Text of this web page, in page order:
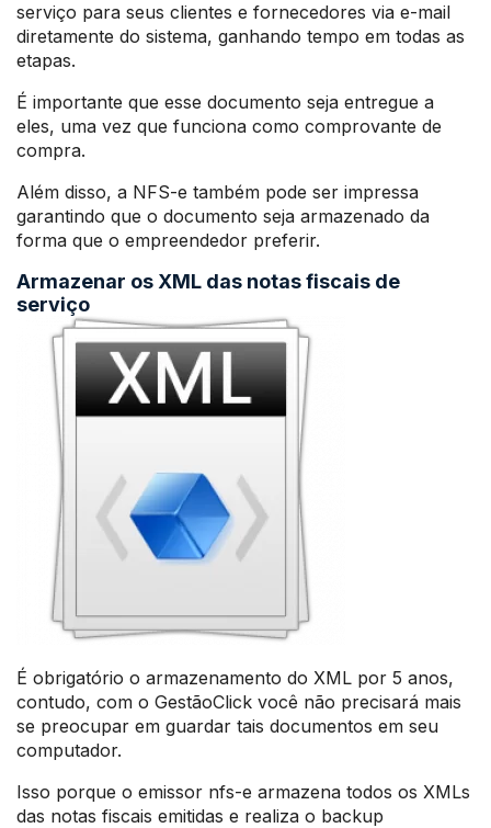
serviço para seus clientes e fornecedores via e-mail
diretamente do sistema, ganhando tempo em todas as
etapas.
É importante que esse documento seja entregue a
eles, uma vez que funciona como comprovante de
compra.
Além disso, a NFS-e também pode ser impressa
garantindo que o documento seja armazenado da
forma que o empreendedor preferir.
Armazenar os XML das notas fiscais de
serviço
É obrigatório o armazenamento do XML por 5 anos,
contudo, com o GestãoClick você não precisará mais
se preocupar em guardar tais documentos em seu
computador.
Isso porque o emissor nfs-e armazena todos os XMLs
das notas fiscais emitidas e realiza o backup